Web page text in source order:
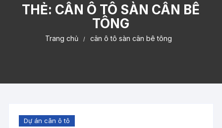
THẺ: CÂN Ô TÔ SÀN CÂN BÊ
TÔNG
Trang chủ cân ô tô sàn cân bê tông
Dự án cân ô tô